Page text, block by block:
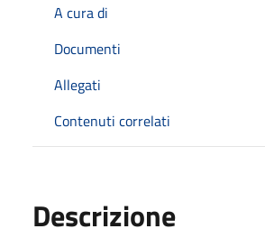
A cura di
Documenti
Allegati
Contenuti correlati
Descrizione